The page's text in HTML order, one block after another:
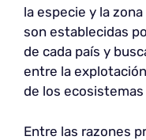
la especie y la
son establecidas
de cada país y
entre la
de los
Entre las razones